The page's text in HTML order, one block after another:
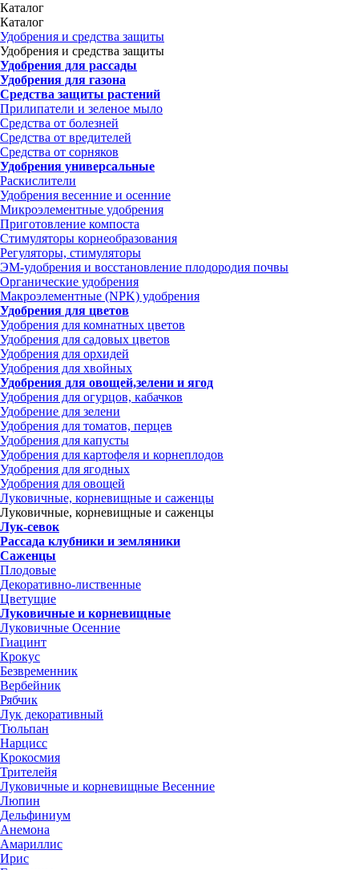
Каталог
Каталог
Удобрения и средства защиты
Удобрения и средства защиты
Удобрения для рассады
Удобрения для газона
Средства защиты растений
Прилипатели и зеленое мыло
Средства от болезней
Средства от вредителей
Средства от сорняков
Удобрения универсальные
Раскислители
Удобрения весенние и осенние
Микроэлементные удобрения
Приготовление компоста
Стимуляторы корнеобразования
Регуляторы, стимуляторы
ЭМ-удобрения и восстановление плодородия почвы
Органические удобрения
Макроэлементные (NPK) удобрения
Удобрения для цветов
Удобрения для комнатных цветов
Удобрения для садовых цветов
Удобрения для орхидей
Удобрения для хвойных
Удобрения для овощей,зелени и ягод
Удобрения для огурцов, кабачков
Удобрение для зелени
Удобрения для томатов, перцев
Удобрения для капусты
Удобрения для картофеля и корнеплодов
Удобрения для ягодных
Удобрения для овощей
Луковичные, корневищные и саженцы
Луковичные, корневищные и саженцы
Лук-севок
Рассада клубники и земляники
Саженцы
Плодовые
Декоративно-лиственные
Цветущие
Луковичные и корневищные
Луковичные Осенние
Гиацинт
Крокус
Безвременник
Вербейник
Рябчик
Лук декоративный
Тюльпан
Нарцисс
Крокосмия
Трителейя
Луковичные и корневищные Весенние
Люпин
Дельфиниум
Анемона
Амариллис
Ирис